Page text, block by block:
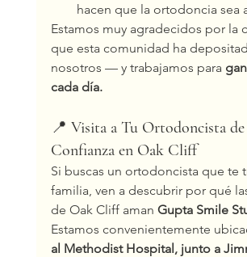
hacen que la ortodoncia sea
Estamos muy agradecidos por la
que esta comunidad ha
nosotros — y trabajamos para
cada día.
📍 Visita a Tu Ortodoncista de
Confianza en Oak Cliff
Si buscas un ortodoncista que te
familia, ven a descubrir por qué
de Oak Cliff aman Gupta Smile
Estamos convenientemente
al Methodist Hospital, junto a